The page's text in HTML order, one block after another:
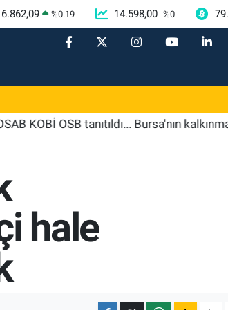
6.862,09 %0.19 14.598,00 %0
OSB tanıtıldı... Bursa'nın kalkınma
hale